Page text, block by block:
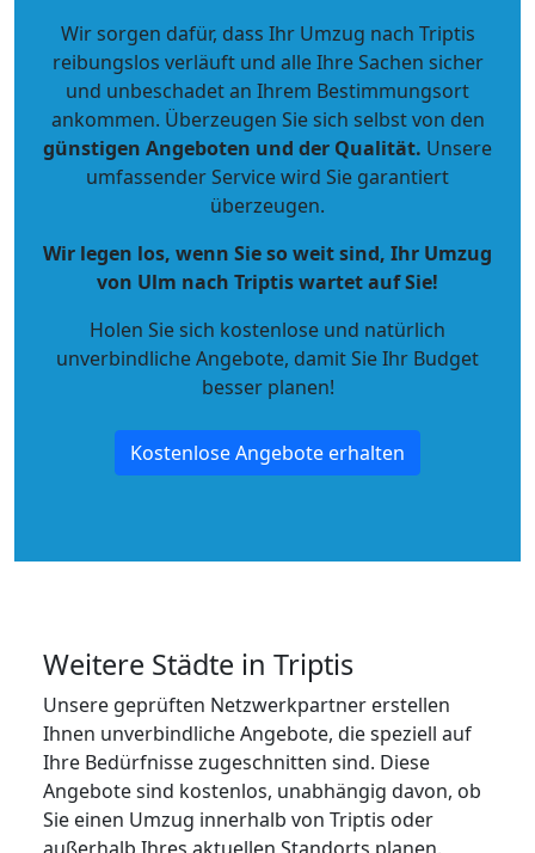
Wir sorgen dafür, dass Ihr Umzug nach Triptis
reibungslos verläuft und alle Ihre Sachen sicher
und unbeschadet an Ihrem Bestimmungsort
ankommen. Überzeugen Sie sich selbst von den
günstigen Angeboten und der Qualität. Unsere
umfassender Service wird Sie garantiert
überzeugen.
Wir legen los, wenn Sie so weit sind, Ihr Umzug
von Ulm nach Triptis wartet auf Sie!
Holen Sie sich kostenlose und natürlich
unverbindliche Angebote, damit Sie Ihr Budget
besser planen!
Kostenlose Angebote erhalten
Weitere Städte in Triptis
Unsere geprüften Netzwerkpartner erstellen
Ihnen unverbindliche Angebote, die speziell auf
Ihre Bedürfnisse zugeschnitten sind. Diese
Angebote sind kostenlos, unabhängig davon, ob
Sie einen Umzug innerhalb von Triptis oder